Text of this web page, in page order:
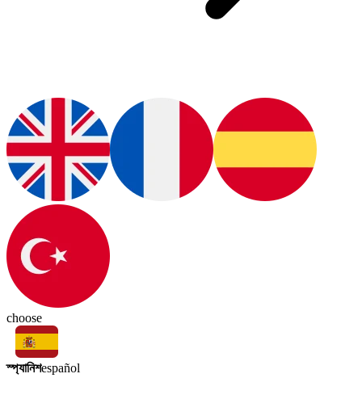
choose
স্প্যানিশespañol